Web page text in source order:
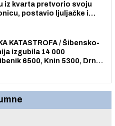
iz kvarta pretvorio svoju
postavio ljuljačke i
KATASTROFA / Šibensko-
izgubila 14 000
6500, Knin 5300, Drniš